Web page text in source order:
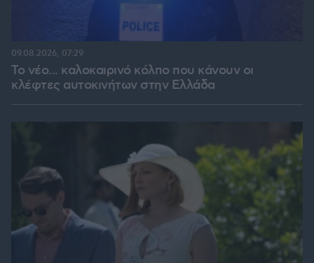
Το νέο... καλοκαιρινό κόλπο που κάνουν οι
κλέφτες αυτοκινήτων στην Ελλάδα
09.08.2026, 07:29